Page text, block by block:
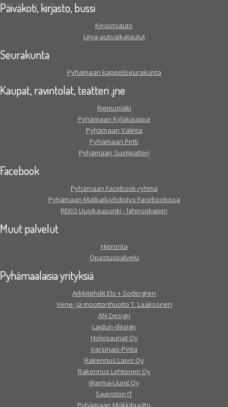
Päiväkoti, kirjasto, bussi
Kirjastoauto
Linja-autoaikataulut
Seurakunta
Pyhämaan kappeliseurakunta
Kaupat, ravintolat, teatteri ,jne
Riemumäki
Pyhämaan Kyläkauppa
Pyhämaan Valinta
Pyhämaan Pirtti
Pyhämaan Suviteatteri
Facebook
Pyhämaan Facebook-ryhmä
Pyhämaan Matkailuyhdistys Facebookissa
REKO Uusikaupunki - lähiruokapiiri
Muut palvelut
Hieronta
Opastuspalvelu
Pyhämaalaisia yrityksiä
Arkkitehdit Elo + Sodergren
Vene- ja moottorihuolto T. Laaksonen
AN-Design
Laidun-design
Holvisaunat Oy
Varsinais-Pinta
Rakennus Laivo Oy
Rakennus Lehtonen Oy
Warma-Uunit Oy
Saariston IT
Pyhämaan Mökkihuolto